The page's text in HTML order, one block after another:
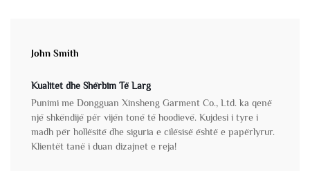
John Smith
Kualitet dhe Shërbim Të Larg
Punimi me Dongguan Xinsheng Garment Co., Ltd. ka qenë
një shkëndijë për vijën tonë të hoodievë. Kujdesi i tyre i
madh për hollësitë dhe siguria e cilësisë është e papërlyrur.
Klientët tanë i duan dizajnet e reja!